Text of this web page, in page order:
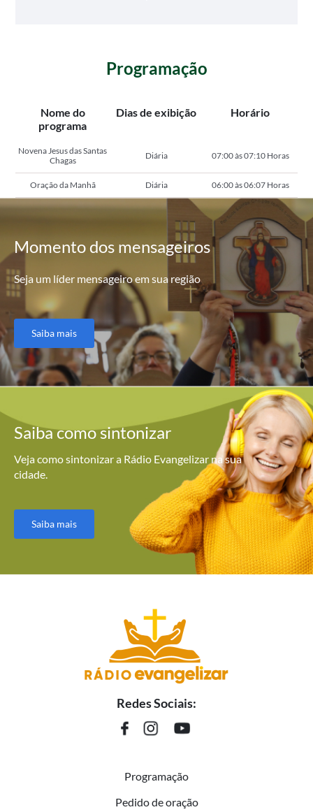
Programação
Nome do
programa
Dias de exibição Horário
Novena Jesus das Santas
Chagas
Diária 07:00 às 07:10 Horas
Oração da Manhã Diária 06:00 às 06:07 Horas
Momentodos mensageiros
Seja um líder mensageiro em sua região
Saiba mais
Saiba comosintonizar
Veja como sintonizar a Rádio Evangelizar na sua
cidade.
Saiba mais
Redes Sociais:
Programação
Pedido de oração